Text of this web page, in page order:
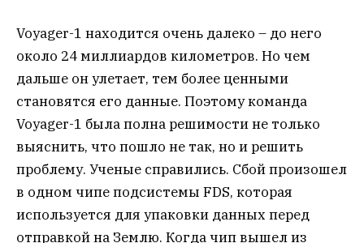
Voyager-1 находится очень далеко – до него
около 24 миллиардов километров. Но чем
дальше он улетает, тем более ценными
становятся его данные. Поэтому команда
Voyager-1 была полна решимости не только
выяснить, что пошло не так, но и решить
проблему. Ученые справились. Сбой произошел
в одном чипе подсистемы FDS, которая
используется для упаковки данных перед
отправкой на Землю. Когда чип вышел из